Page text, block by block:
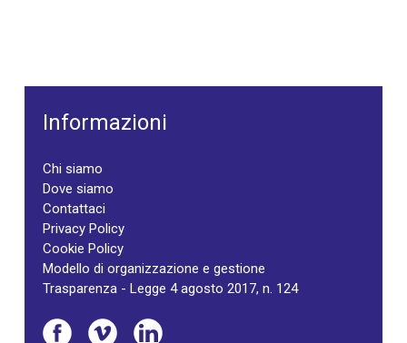
Informazioni
Chi siamo
Dove siamo
Contattaci
Privacy Policy
Cookie Policy
Modello di organizzazione e gestione
Trasparenza - Legge 4 agosto 2017, n. 124